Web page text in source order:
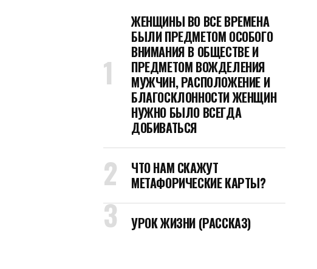
ЖЕНЩИНЫ ВО ВСЕ ВРЕМЕНА
БЫЛИ ПРЕДМЕТОМ ОСОБОГО
ВНИМАНИЯ В ОБЩЕСТВЕ И
ПРЕДМЕТОМ ВОЖДЕЛЕНИЯ
МУЖЧИН, РАСПОЛОЖЕНИЕ И
БЛАГОСКЛОННОСТИ ЖЕНЩИН
НУЖНО БЫЛО ВСЕГДА
ДОБИВАТЬСЯ
ЧТО НАМ СКАЖУТ
МЕТАФОРИЧЕСКИЕ КАРТЫ?
УРОК ЖИЗНИ (РАССКАЗ)